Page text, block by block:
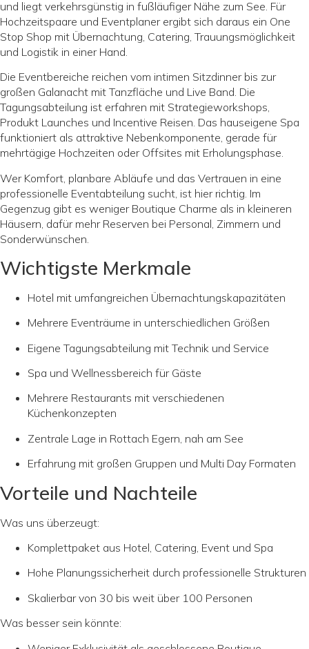
und liegt verkehrsgünstig in fußläufiger Nähe zum See. Für
Hochzeitspaare und Eventplaner ergibt sich daraus ein One
Stop Shop mit Übernachtung, Catering, Trauungsmöglichkeit
und Logistik in einer Hand.
Die Eventbereiche reichen vom intimen Sitzdinner bis zur
großen Galanacht mit Tanzfläche und Live Band. Die
Tagungsabteilung ist erfahren mit Strategieworkshops,
Produkt Launches und Incentive Reisen. Das hauseigene Spa
funktioniert als attraktive Nebenkomponente, gerade für
mehrtägige Hochzeiten oder Offsites mit Erholungsphase.
Wer Komfort, planbare Abläufe und das Vertrauen in eine
professionelle Eventabteilung sucht, ist hier richtig. Im
Gegenzug gibt es weniger Boutique Charme als in kleineren
Häusern, dafür mehr Reserven bei Personal, Zimmern und
Sonderwünschen.
Wichtigste Merkmale
Hotel mit umfangreichen Übernachtungskapazitäten
Mehrere Eventräume in unterschiedlichen Größen
Eigene Tagungsabteilung mit Technik und Service
Spa und Wellnessbereich für Gäste
Mehrere Restaurants mit verschiedenen
Küchenkonzepten
Zentrale Lage in Rottach Egern, nah am See
Erfahrung mit großen Gruppen und Multi Day Formaten
Vorteile und Nachteile
Was uns überzeugt:
Komplettpaket aus Hotel, Catering, Event und Spa
Hohe Planungssicherheit durch professionelle Strukturen
Skalierbar von 30 bis weit über 100 Personen
Was besser sein könnte: